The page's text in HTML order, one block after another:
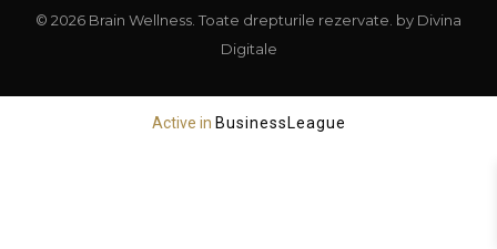
© 2026 Brain Wellness. Toate drepturile rezervate. by Divina
Digitale
Active in BusinessLeague